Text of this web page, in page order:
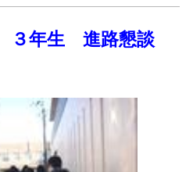
３年生 進路懇談